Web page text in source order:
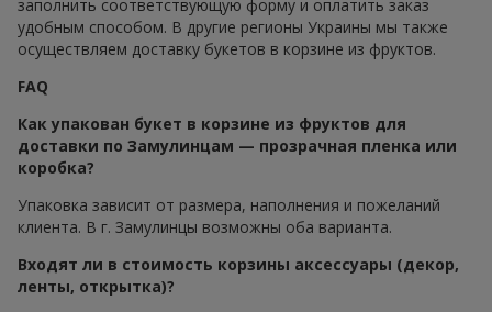
заполнить соответствующую форму и оплатить заказ
удобным способом. В другие регионы Украины мы также
осуществляем доставку букетов в корзине из фруктов.
FAQ
Как упакован букет в корзине из фруктов для
доставки по Замулинцам — прозрачная пленка или
коробка?
Упаковка зависит от размера, наполнения и пожеланий
клиента. В г. Замулинцы возможны оба варианта.
Входят ли в стоимость корзины аксессуары (декор,
ленты, открытка)?